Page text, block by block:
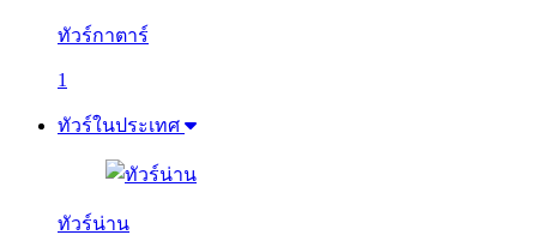
ทัวร์กาตาร์
1
ทัวร์ในประเทศ
ทัวร์น่าน